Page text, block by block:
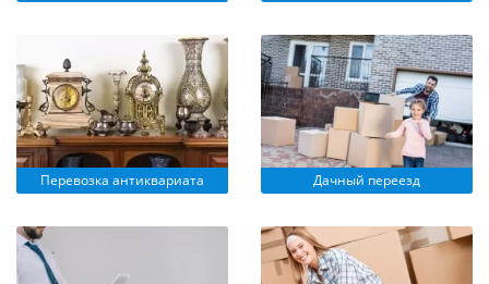
Перевозка антиквариата Дачный переезд